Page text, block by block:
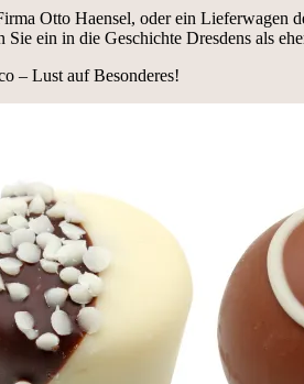
Otto Haensel, oder ein Lieferwagen
ein in die Geschichte Dresdens als
– Lust auf Besonderes!